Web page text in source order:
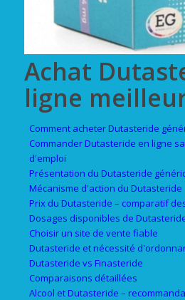
Achat
ligne
Comment acheter Dutasteride
Commander Dutasteride en ligne
d'emploi
Présentation du Dutasteride
Mécanisme d'action du Dutasteride
Prix du Dutasteride – comparatif
Dosages disponibles de
Choisir un site de vente fiable
Dutasteride et nécessité
Dutasteride vs Finasteride
Comparaisons détaillées
Alcool et Dutasteride –